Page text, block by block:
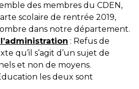
des membres du CDEN,
scolaire de rentrée 2019,
dans notre département.
: Refus de
qu’il s’agit d’un sujet de
et non de moyens.
les deux sont